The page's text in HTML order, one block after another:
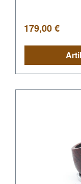
Regulärer
179,00 €